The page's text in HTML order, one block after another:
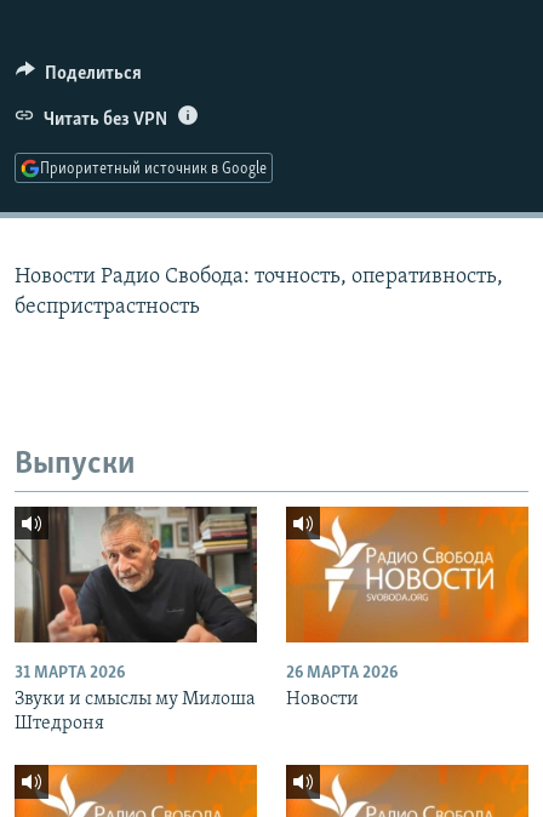
ПОДПИШИТЕСЬ НА РАССЫЛКУ
СОЦИАЛЬНЫЕ СЕТИ
Поделиться
Читать без VPN
Приоритетный источник в Google
Новости Радио Свобода: точность, оперативность,
беспристрастность
Выпуски
31 МАРТА 2026
Звуки и смыслы му Милоша
Штедроня
26 МАРТА 2026
Новости